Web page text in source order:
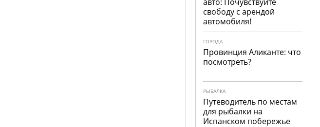
свободу с арендой
автомобиля!
ГОРОДА
Провинция Аликанте: что
посмотреть?
РЫБАЛКА
Путеводитель по местам
для рыбалки на
Испанском побережье